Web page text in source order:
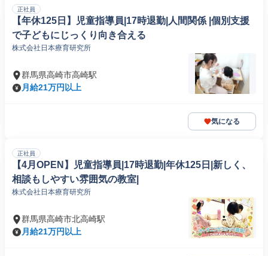
正社員
【年休125日】児童指導員|17時退勤|人間関係 |個別支援
で子どもにじっくり向き合える
株式会社日本療育研究所
群馬県高崎市高崎駅
月給21万円以上
気になる
正社員
【4月OPEN】児童指導員|17時退勤|年休125日|新しく、
相談もしやすい雰囲気の教室|
株式会社日本療育研究所
群馬県高崎市北高崎駅
月給21万円以上